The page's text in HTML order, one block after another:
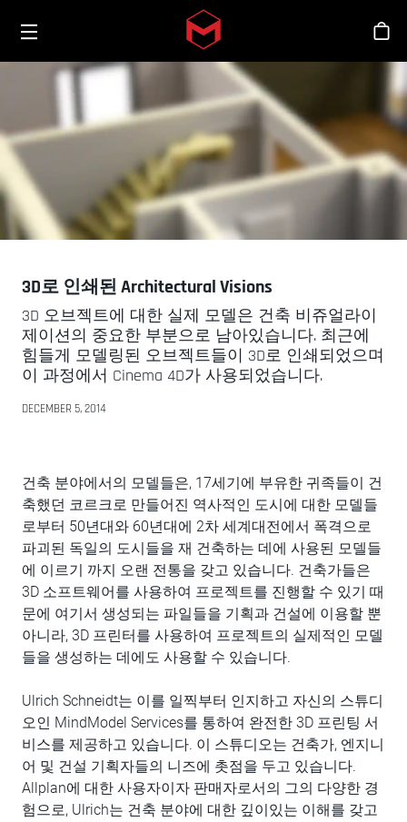
Skip to main content
Toggle menu
스
3D로 인쇄된 Architectural Visions
3D 오브젝트에 대한 실제 모델은 건축 비쥬얼라이
제이션의 중요한 부분으로 남아있습니다. 최근에
힘들게 모델링된 오브젝트들이 3D로 인쇄되었으며
이 과정에서 Cinema 4D가 사용되었습니다.
DECEMBER 5, 2014
건축 분야에서의 모델들은, 17세기에 부유한 귀족들이 건
축했던 코르크로 만들어진 역사적인 도시에 대한 모델들
로부터 50년대와 60년대에 2차 세계대전에서 폭격으로
파괴된 독일의 도시들을 재 건축하는 데에 사용된 모델들
에 이르기 까지 오랜 전통을 갖고 있습니다. 건축가들은
3D 소프트웨어를 사용하여 프로젝트를 진행할 수 있기 때
문에 여기서 생성되는 파일들을 기획과 건설에 이용할 뿐
아니라, 3D 프린터를 사용하여 프로젝트의 실제적인 모델
들을 생성하는 데에도 사용할 수 있습니다.
Ulrich Schneidt는 이를 일찍부터 인지하고 자신의 스튜디
오인 MindModel Services를 통하여 완전한 3D 프린팅 서
비스를 제공하고 있습니다. 이 스튜디오는 건축가, 엔지니
어 및 건설 기획자들의 니즈에 촛점을 두고 있습니다.
Allplan에 대한 사용자이자 판매자로서의 그의 다양한 경
험으로, Ulrich는 건축 분야에 대한 깊이있는 이해를 갖고